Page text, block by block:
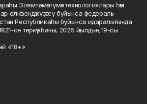
Элемтә, мәғлүмәт технологиялары һәм
өлкәһендә күҙәтеү буйынса федераль
Республикаһы буйынса идаралығында
се теркәү һаны, 2025 йылдың 19-сы
«18+»